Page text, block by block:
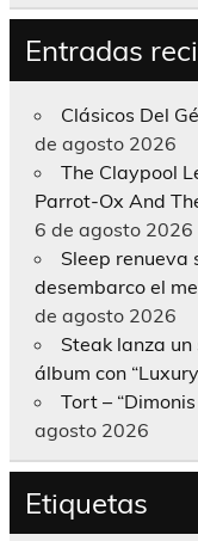
Entradas
Clásicos Del
de agosto 2026
The Claypool
Parrot-Ox And
6 de agosto 2026
Sleep renueva
desembarco el
de agosto 2026
Steak lanza
álbum con “Luxury
Tort –
agosto 2026
Etiquetas